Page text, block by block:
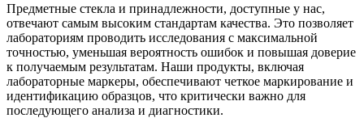
Предметные стекла и принадлежности, доступные у нас,
отвечают самым высоким стандартам качества. Это позволяет
лабораториям проводить исследования с максимальной
точностью, уменьшая вероятность ошибок и повышая доверие
к получаемым результатам. Наши продукты, включая
лабораторные маркеры, обеспечивают четкое маркирование и
идентификацию образцов, что критически важно для
последующего анализа и диагностики.